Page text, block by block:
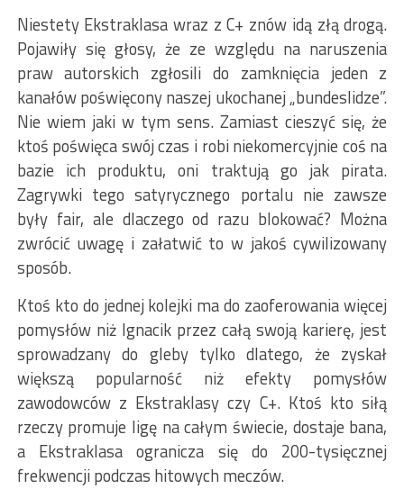
Niestety Ekstraklasa wraz z C+ znów idą złą drogą.
Pojawiły się głosy, że ze względu na naruszenia
praw autorskich zgłosili do zamknięcia jeden z
kanałów poświęcony naszej ukochanej „bundeslidze”.
Nie wiem jaki w tym sens. Zamiast cieszyć się, że
ktoś poświęca swój czas i robi niekomercyjnie coś na
bazie ich produktu, oni traktują go jak pirata.
Zagrywki tego satyrycznego portalu nie zawsze
były fair, ale dlaczego od razu blokować? Można
zwrócić uwagę i załatwić to w jakoś cywilizowany
sposób.
Ktoś kto do jednej kolejki ma do zaoferowania więcej
pomysłów niż Ignacik przez całą swoją karierę, jest
sprowadzany do gleby tylko dlatego, że zyskał
większą popularność niż efekty pomysłów
zawodowców z Ekstraklasy czy C+. Ktoś kto siłą
rzeczy promuje ligę na całym świecie, dostaje bana,
a Ekstraklasa ogranicza się do 200-tysięcznej
frekwencji podczas hitowych meczów.